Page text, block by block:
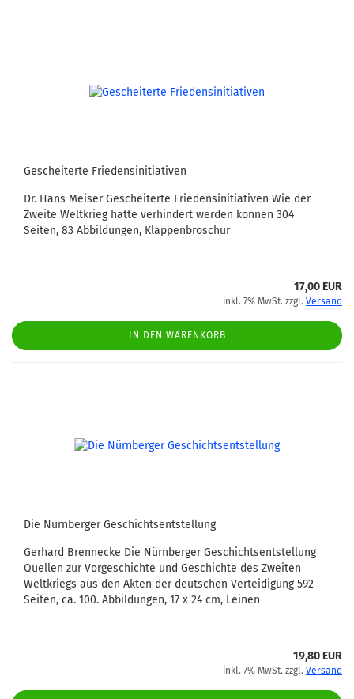
Gescheiterte Friedensinitiativen
Dr. Hans Meiser Gescheiterte Friedensinitiativen Wie der
Zweite Weltkrieg hätte verhindert werden können 304
Seiten, 83 Abbildungen, Klappenbroschur
17,00 EUR
inkl. 7% MwSt. zzgl. Versand
IN DEN WARENKORB
Die Nürnberger Geschichtsentstellung
Gerhard Brennecke Die Nürnberger Geschichtsentstellung
Quellen zur Vorgeschichte und Geschichte des Zweiten
Weltkriegs aus den Akten der deutschen Verteidigung 592
Seiten, ca. 100. Abbildungen, 17 x 24 cm, Leinen
19,80 EUR
inkl. 7% MwSt. zzgl. Versand